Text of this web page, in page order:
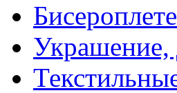
Украшение,